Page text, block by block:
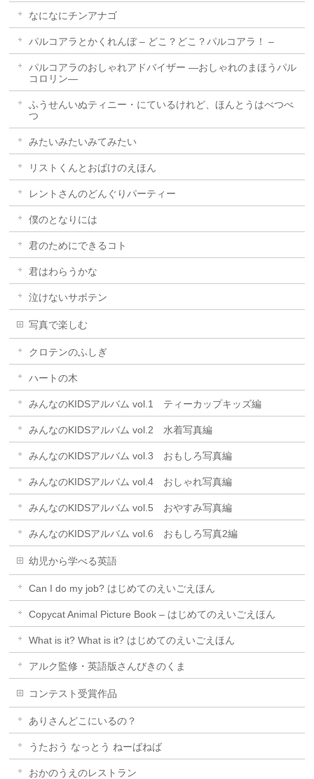
なになにチンアナゴ
パルコアラとかくれんぼ – どこ？どこ？パルコアラ！ –
パルコアラのおしゃれアドバイザー ―おしゃれのまほうパル
コロリン―
ふうせんいぬティニー・にているけれど、ほんとうはべつべ
つ
みたいみたいみてみたい
リストくんとおばけのえほん
レントさんのどんぐりパーティー
僕のとなりには
君のためにできるコト
君はわらうかな
泣けないサボテン
写真で楽しむ
クロテンのふしぎ
ハートの木
みんなのKIDSアルバム vol.1 ティーカップキッズ編
みんなのKIDSアルバム vol.2 水着写真編
みんなのKIDSアルバム vol.3 おもしろ写真編
みんなのKIDSアルバム vol.4 おしゃれ写真編
みんなのKIDSアルバム vol.5 おやすみ写真編
みんなのKIDSアルバム vol.6 おもしろ写真2編
幼児から学べる英語
Can I do my job? はじめてのえいごえほん
Copycat Animal Picture Book – はじめてのえいごえほん
What is it? What is it? はじめてのえいごえほん
アルク監修・英語版さんびきのくま
コンテスト受賞作品
ありさんどこにいるの？
うたおう なっとう ねーばねば
おかのうえのレストラン